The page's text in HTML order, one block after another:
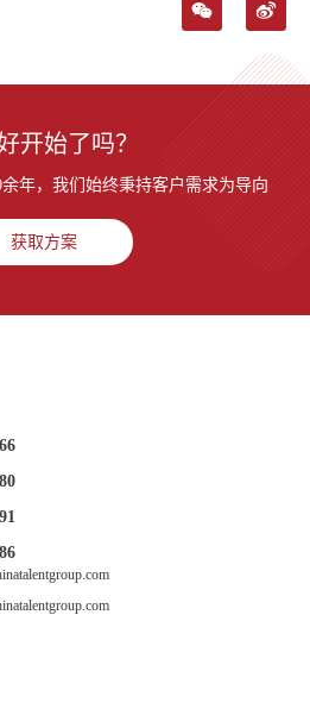
开始了吗？
年，我们始终秉持客户需求为导向
获取方案